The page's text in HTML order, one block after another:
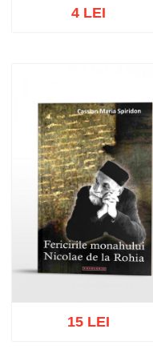
4 LEI
15 LEI